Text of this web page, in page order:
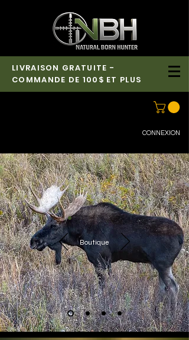
LIVRAISON GRATUITE -
COMMANDE DE 100$ ET PLUS
CONNEXION
Boutique